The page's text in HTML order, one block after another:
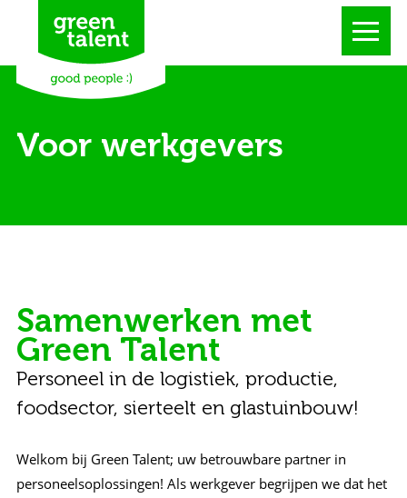
Voor werkgevers
Samenwerken met
Green Talent
Personeel in de logistiek, productie,
foodsector, sierteelt en glastuinbouw!
Welkom bij Green Talent; uw betrouwbare partner in
personeelsoplossingen! Als werkgever begrijpen we dat het